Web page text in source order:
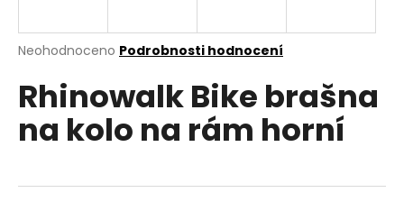
Průměrné
produktu
je
Neohodnoceno Podrobnosti hodnocení
Rhinowalk Bike brašna
na kolo na rám horní
n
a
í
t
?